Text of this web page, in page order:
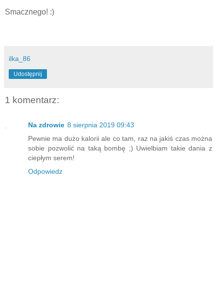
Smacznego! :)
ilka_86
Udostępnij
1 komentarz:
Na zdrowie 8 sierpnia 2019 09:43
Pewnie ma dużo kalorii ale co tam, raz na jakiś czas można
sobie pozwolić na taką bombę ;) Uwielbiam takie dania z
ciepłym serem!
Odpowiedz